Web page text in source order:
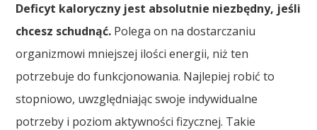
Deficyt kaloryczny jest absolutnie niezbędny, jeśli
chcesz schudnąć. Polega on na dostarczaniu
organizmowi mniejszej ilości energii, niż ten
potrzebuje do funkcjonowania. Najlepiej robić to
stopniowo, uwzględniając swoje indywidualne
potrzeby i poziom aktywności fizycznej. Takie